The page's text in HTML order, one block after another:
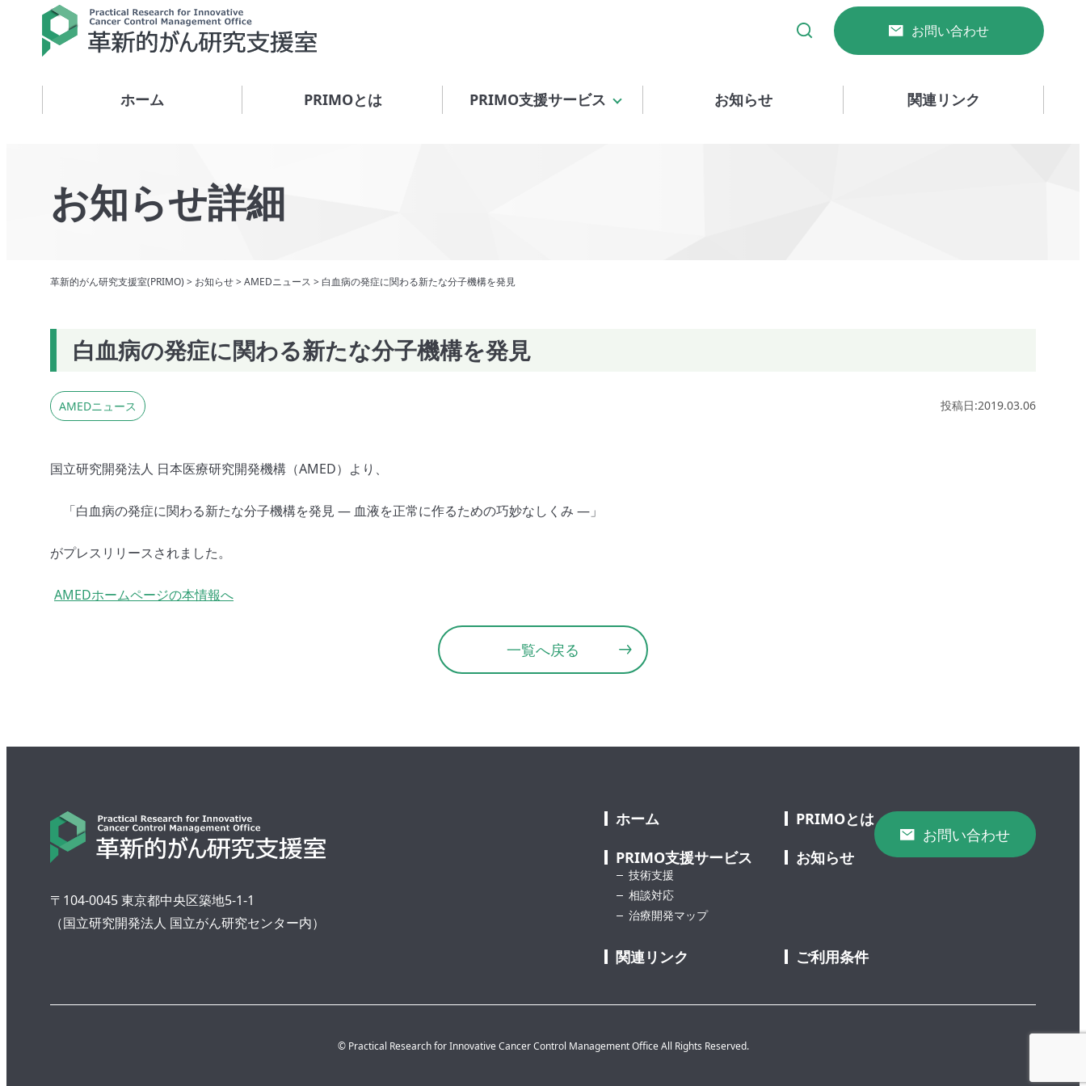
お問い合わせ
ホーム PRIMOとは PRIMO支援サービス お知らせ 関連リンク
お知らせ詳細
革新的がん研究支援室(PRIMO) > お知らせ>AMEDニュース > 白血病の発症に関わる新たな分子機構を発見
白血病の発症に関わる新たな分子機構を発見
AMEDニュース 投稿日:2019.03.06
国立研究開発法人 日本医療研究開発機構（AMED）より、
「白血病の発症に関わる新たな分子機構を発見 ― 血液を正常に作るための巧妙なしくみ ―」
がプレスリリースされました。
AMEDホームページの本情報へ
一覧へ戻る
〒104-0045 東京都中央区築地5-1-1
（国立研究開発法人 国立がん研究センター内）
ホーム
PRIMOとは
PRIMO支援サービス
技術支援
相談対応
治療開発マップ
お知らせ
関連リンク ご利用条件
お問い合わせ
© Practical Research for Innovative Cancer Control Management Office All Rights Reserved.